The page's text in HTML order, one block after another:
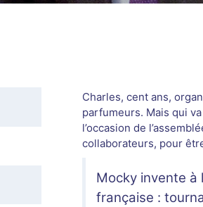
Charles, cent ans,
parfumeurs. Mais qui
l’occasion de
collaborateurs, pour
Mocky invente à
française :